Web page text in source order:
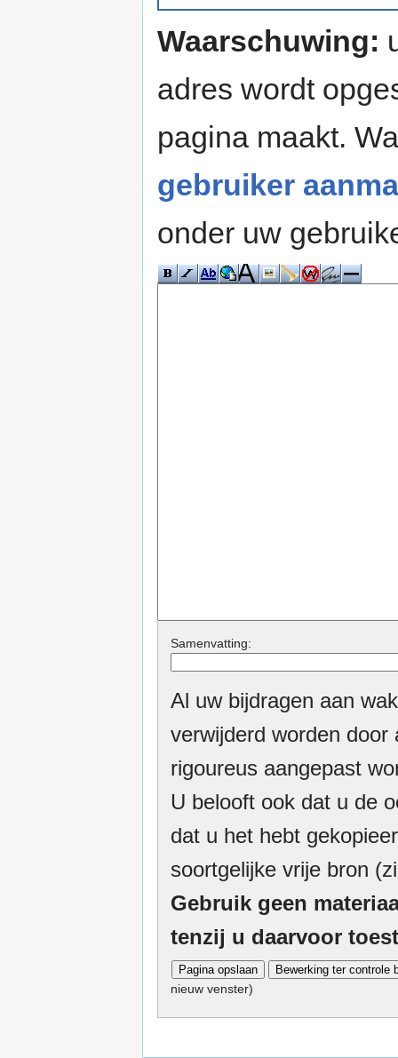
Waarschuwing:
adres wordt
pagina maakt.
gebruiker
onder uw
Samenvatting:
Al uw bijdragen aan
verwijderd worden
rigoureus aangepast
U belooft ook dat u de
dat u het hebt
soortgelijke vrije bron
Gebruik geen
tenzij u daarvoor
nieuw venster)